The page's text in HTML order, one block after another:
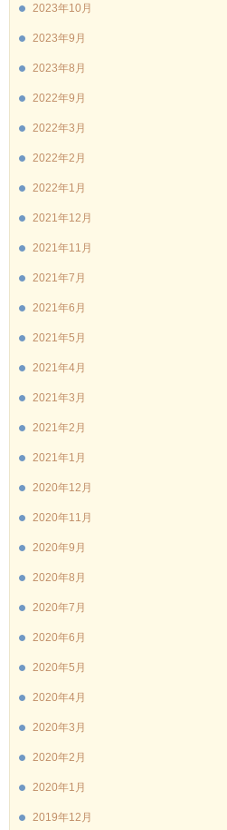
2023年10月
2023年9月
2023年8月
2022年9月
2022年3月
2022年2月
2022年1月
2021年12月
2021年11月
2021年7月
2021年6月
2021年5月
2021年4月
2021年3月
2021年2月
2021年1月
2020年12月
2020年11月
2020年9月
2020年8月
2020年7月
2020年6月
2020年5月
2020年4月
2020年3月
2020年2月
2020年1月
2019年12月